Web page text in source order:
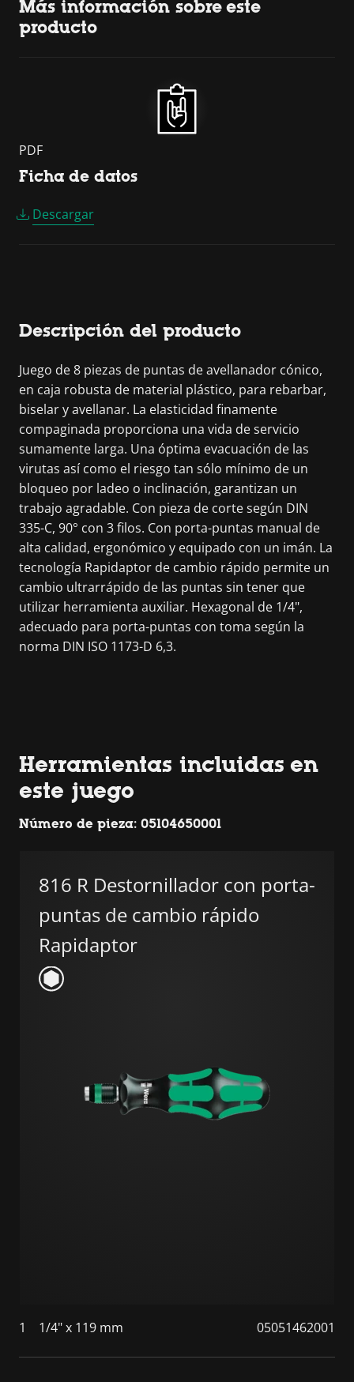
Más información sobre este
producto
PDF
Ficha de datos
Descargar
Descripción del producto
Juego de 8 piezas de puntas de avellanador cónico,
en caja robusta de material plástico, para rebarbar,
biselar y avellanar. La elasticidad finamente
compaginada proporciona una vida de servicio
sumamente larga. Una óptima evacuación de las
virutas así como el riesgo tan sólo mínimo de un
bloqueo por ladeo o inclinación, garantizan un
trabajo agradable. Con pieza de corte según DIN
335-C, 90° con 3 filos. Con porta-puntas manual de
alta calidad, ergonómico y equipado con un imán. La
tecnología Rapidaptor de cambio rápido permite un
cambio ultrarrápido de las puntas sin tener que
utilizar herramienta auxiliar. Hexagonal de 1/4",
adecuado para porta-puntas con toma según la
norma DIN ISO 1173-D 6,3.
Herramientas incluidas en
este juego
Número de pieza: 05104650001
816 R Destornillador con porta-
puntas de cambio rápido
Rapidaptor
1 1/4" x 119 mm 05051462001